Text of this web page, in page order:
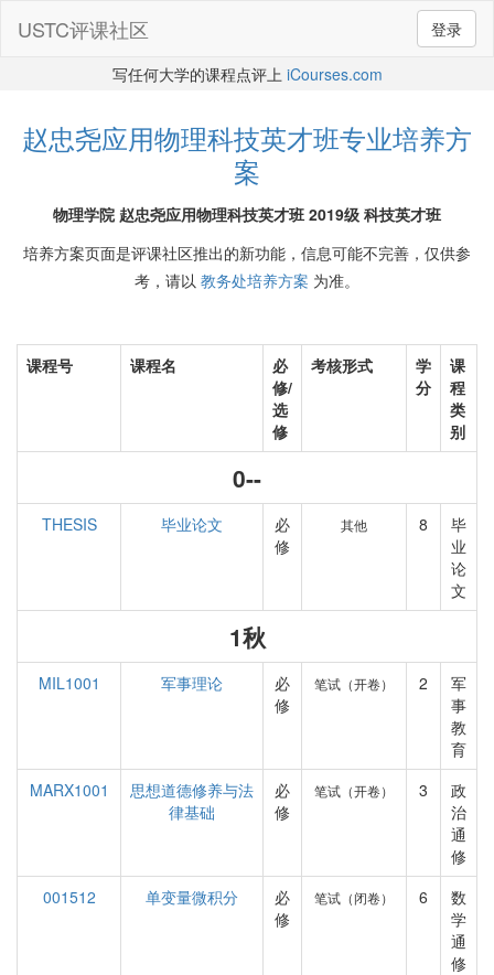
登录
USTC评课社区
写任何大学的课程点评上 iCourses.com
赵忠尧应用物理科技英才班专业培养方
案
物理学院 赵忠尧应用物理科技英才班 2019级 科技英才班
培养方案页面是评课社区推出的新功能，信息可能不完善，仅供参
考，请以 教务处培养方案 为准。
课程号 课程名
必
修/
选
修
考核形式
学
分
课
程
类
别
0--
THESIS 毕业论文
必
修
其他 8
毕
业
论
文
1秋
MIL1001 军事理论
必
修
笔试（开卷） 2
军
事
教
育
MARX1001
思想道德修养与法
律基础
必
修
笔试（开卷） 3
政
治
通
修
001512
单变量微积分
必
修
笔试（闭卷） 6
数
学
通
修